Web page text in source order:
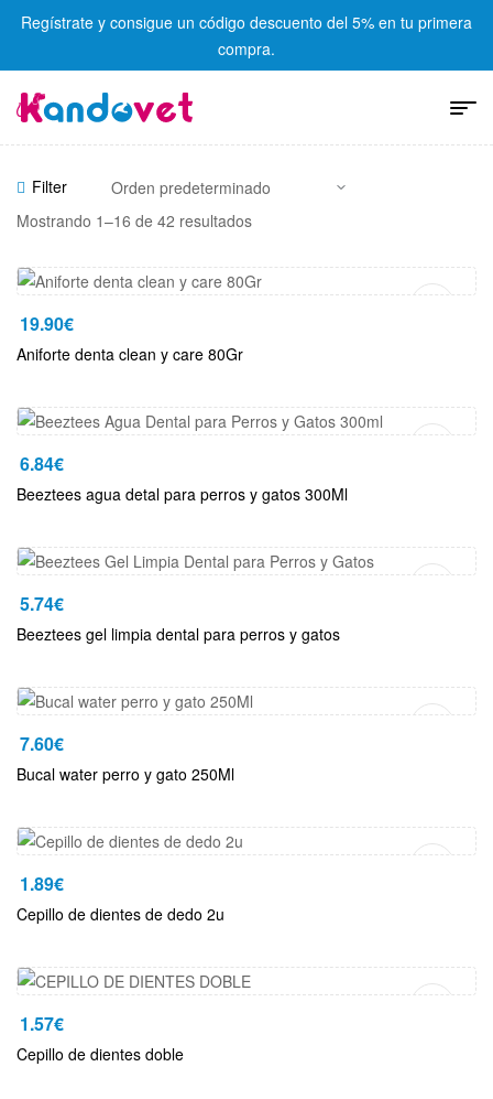
Regístrate y consigue un código descuento del 5% en tu primera
compra.
Filter
Mostrando 1–16 de 42 resultados
19.90€
Aniforte denta clean y care 80Gr
6.84€
Beeztees agua detal para perros y gatos 300Ml
5.74€
Beeztees gel limpia dental para perros y gatos
7.60€
Bucal water perro y gato 250Ml
1.89€
Cepillo de dientes de dedo 2u
1.57€
Cepillo de dientes doble